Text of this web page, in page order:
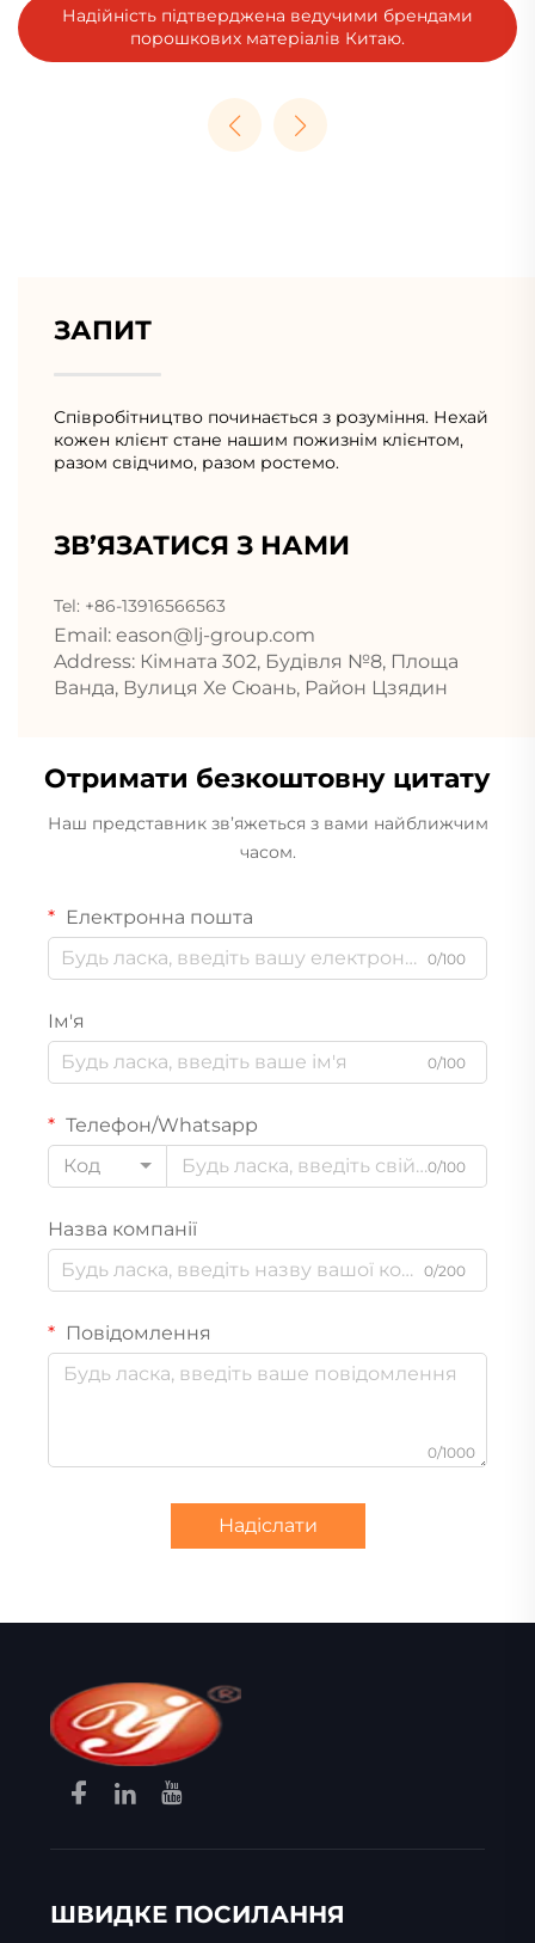
Обслуговуємо 100+ Країн, 30+ Галузей та 5000+
Клієнтів.
ЗАПИТ
Співробітництво починається з розуміння. Нехай
кожен клієнт стане нашим пожизнім клієнтом,
разом свідчимо, разом ростемо.
ЗВ’ЯЗАТИСЯ З НАМИ
Tel: +86-13916566563
Email: eason@lj-group.com
Address: Кімната 302, Будівля №8, Площа
Ванда, Вулиця Хе Сюань, Район Цзядин
Отримати безкоштовну цитату
Наш представник зв’яжеться з вами найближчим
часом.
Електронна пошта
0/100
Ім'я
0/100
Телефон/Whatsapp
Код
0/100
Назва компанії
0/200
Повідомлення
0/1000
Надіслати
ШВИДКЕ ПОСИЛАННЯ